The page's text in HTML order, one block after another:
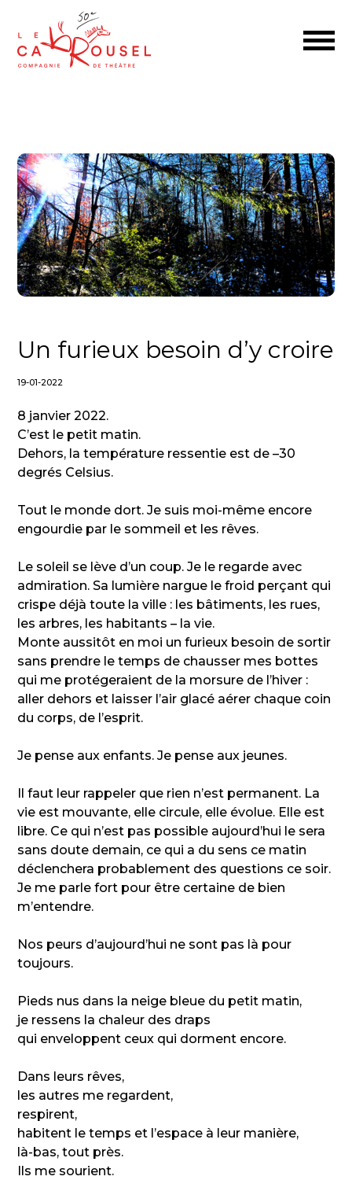
Un furieux besoin d’y croire
19-01-2022
8 janvier 2022.
C’est le petit matin.
Dehors, la température ressentie est de –30
degrés Celsius.
Tout le monde dort. Je suis moi-même encore
engourdie par le sommeil et les rêves.
Le soleil se lève d’un coup. Je le regarde avec
admiration. Sa lumière nargue le froid perçant qui
crispe déjà toute la ville : les bâtiments, les rues,
les arbres, les habitants – la vie.
Monte aussitôt en moi un furieux besoin de sortir
sans prendre le temps de chausser mes bottes
qui me protégeraient de la morsure de l’hiver :
aller dehors et laisser l’air glacé aérer chaque coin
du corps, de l’esprit.
Je pense aux enfants. Je pense aux jeunes.
Il faut leur rappeler que rien n’est permanent. La
vie est mouvante, elle circule, elle évolue. Elle est
libre. Ce qui n’est pas possible aujourd’hui le sera
sans doute demain, ce qui a du sens ce matin
déclenchera probablement des questions ce soir.
Je me parle fort pour être certaine de bien
m’entendre.
Nos peurs d’aujourd’hui ne sont pas là pour
toujours.
Pieds nus dans la neige bleue du petit matin,
je ressens la chaleur des draps
qui enveloppent ceux qui dorment encore.
Dans leurs rêves,
les autres me regardent,
respirent,
habitent le temps et l’espace à leur manière,
là-bas, tout près.
Ils me sourient.